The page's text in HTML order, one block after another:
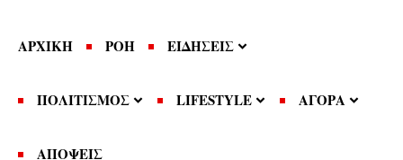
ΑΡΧΙΚΗ ΡΟΗ ΕΙΔΗΣΕΙΣ
ΠΟΛΙΤΙΣΜΟΣ LIFESTYLE ΑΓΟΡΑ
ΑΠΟΨΕΙΣ